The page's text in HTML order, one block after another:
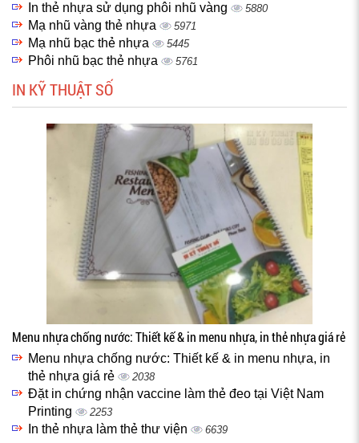
In thẻ nhựa sử dụng phôi nhũ vàng 5880
Mạ nhũ vàng thẻ nhựa 5971
Mạ nhũ bạc thẻ nhựa 5445
Phôi nhũ bạc thẻ nhựa 5761
IN KỸ THUẬT SỐ
Menu nhựa chống nước: Thiết kế & in menu nhựa, in thẻ nhựa giá rẻ
Menu nhựa chống nước: Thiết kế & in menu nhựa, in
thẻ nhựa giá rẻ
2038
Đặt in chứng nhận vaccine làm thẻ đeo tại Việt Nam
Printing
2253
In thẻ nhựa làm thẻ thư viện 6639